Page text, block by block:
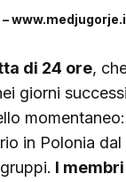
di 24 ore,
giorni
in Polonia
I